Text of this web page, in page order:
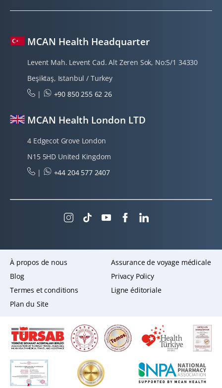
MCAN Health Headquarter
Levent Mah. Levent Cad. Alt Zeren Sok, No:5/1 34330
Beşiktaş, Istanbul / Turkey
|
+90 850 255 62 26
MCAN Health London LTD
4 Edgecot Grove London
N15 5HD United Kingdom
|
+44 204 577 2407
À propos de nous
Assurance de voyage médicale
Blog
Privacy Policy
Termes et conditions
Ligne éditoriale
Plan du Site